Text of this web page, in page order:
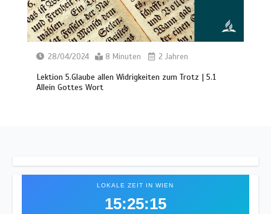
28/04/2024 8 Minuten 2 Jahren
Lektion 5.Glaube allen Widrigkeiten zum Trotz | 5.1
Allein Gottes Wort
LOKALE ZEIT IN WIEN
15:25:19